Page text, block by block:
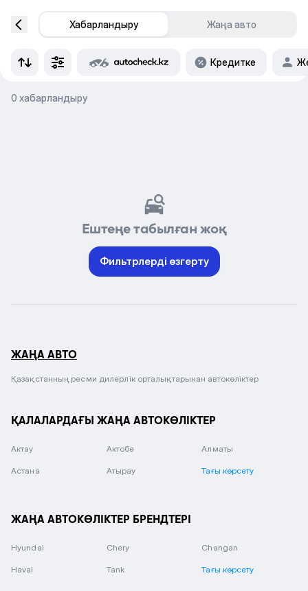
Хабарландыру Жаңа авто
Кредитке
0 хабарландыру
Ештеңе табылған жоқ
Фильтрлерді өзгерту
ЖАҢА АВТО
Қазақстанның ресми дилерлік орталықтарынан автокөліктер
ҚАЛАЛАРДАҒЫ ЖАҢА АВТОКӨЛІКТЕР
Актау Актобе Алматы
Астана Атырау Тағы көрсету
ЖАҢА АВТОКӨЛІКТЕР БРЕНДТЕРІ
Hyundai Chery Changan
Haval Tank Тағы көрсету